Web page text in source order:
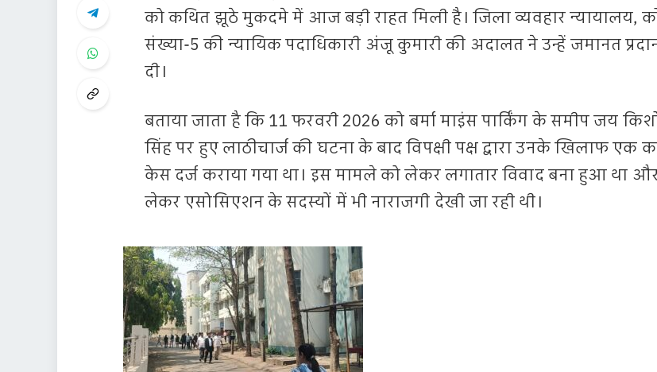
को कथित झूठे मुकदमे में आज बड़ी राहत मिली है। जिला व्यवहार न्यायालय,
संख्या-5 की न्यायिक पदाधिकारी अंजू कुमारी की अदालत ने उन्हें जमानत
दी।
बताया जाता है कि 11 फरवरी 2026 को बर्मा माइंस पार्किंग के समीप जय
सिंह पर हुए लाठीचार्ज की घटना के बाद विपक्षी पक्ष द्वारा उनके खिलाफ एक
केस दर्ज कराया गया था। इस मामले को लेकर लगातार विवाद बना हुआ था
लेकर एसोसिएशन के सदस्यों में भी नाराजगी देखी जा रही थी।